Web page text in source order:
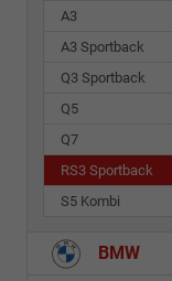
A3
A3 Sportback
Q3 Sportback
Q5
Q7
RS3 Sportback
S5 Kombi
BMW